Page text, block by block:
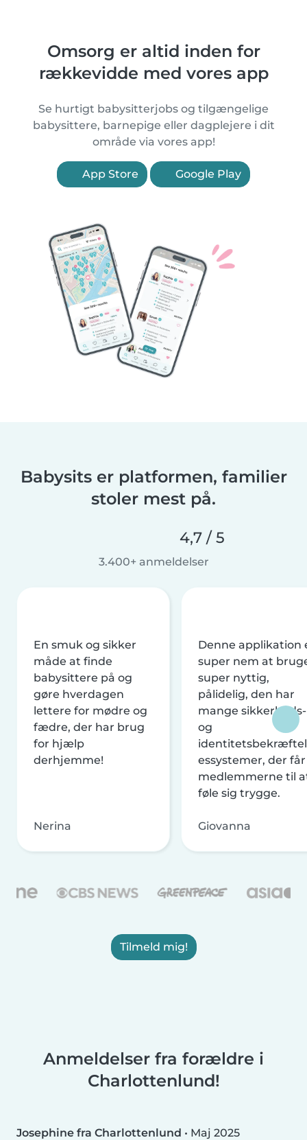
Omsorg er altid inden for
rækkevidde med vores app
Se hurtigt babysitterjobs og tilgængelige
babysittere, barnepige eller dagplejere i dit
område via vores app!
App Store Google Play
Babysits er platformen, familier
stoler mest på.
4,7 / 5
3.400+ anmeldelser
En smuk og sikker
måde at finde
babysittere på og
gøre hverdagen
lettere for mødre og
fædre, der har brug
for hjælp
derhjemme!
Nerina
Denne applikation
super nem at
super nyttig,
pålidelig, den har
mange sikkerheds-
og
essystemer, der får
medlemmerne til
føle sig trygge.
Giovanna
Tilmeld mig!
Anmeldelser fra forældre i
Charlottenlund!
Josephine fra Charlottenlund • Maj 2025